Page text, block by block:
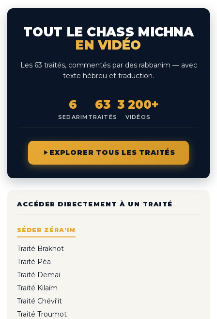
TOUT LE CHASS MICHNA
EN VIDÉO
Les 63 traités, commentés par des rabbanim — avec
texte hébreu et traduction.
6
SEDARIM
63
TRAITÉS
3 200+
VIDÉOS
EXPLORER TOUS LES TRAITÉS
ACCÉDER DIRECTEMENT À UN TRAITÉ
SÉDER ZÉRA'IM
Traité Brakhot
Traité Péa
Traité Demaï
Traité Kilaïm
Traité Chévi'it
Traité Troumot